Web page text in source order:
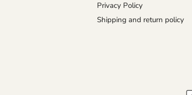
Privacy Policy
Shipping and return policy